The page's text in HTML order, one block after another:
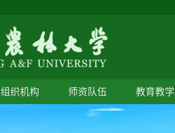
组织机构 师资队伍 教育教学